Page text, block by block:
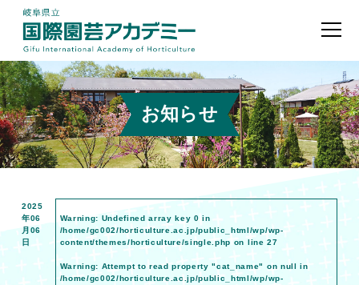
お知らせ
2025
年06
月06
日
Warning: Undefined array key 0 in
/home/gc002/horticulture.ac.jp/public_html/wp/wp-
content/themes/horticulture/single.php on line27
Warning: Attempt to read property "cat_name" on null in
/home/gc002/horticulture.ac.jp/public_html/wp/wp-